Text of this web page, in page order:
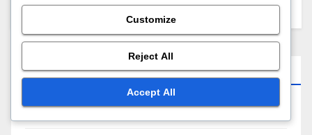
Linki
Customize
Reject All
Accept All